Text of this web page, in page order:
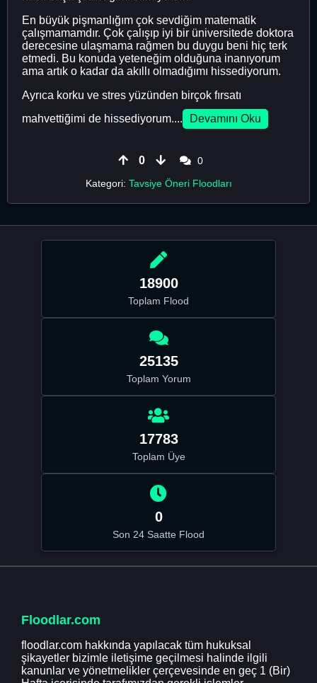
En büyük pişmanlığım çok sevdiğim matematik
çalışmamamdır. Çok çalışıp iyi bir üniversitede doktora
derecesine ulaşmama rağmen bu duygu beni hiç terk
etmedi. Bu konuda yeteneğim olduğuna inanıyorum
ama artık o kadar da akıllı olmadığımı hissediyorum.
Ayrıca korku ve stres yüzünden birçok fırsatı
mahvettiğimi de hissediyorum....
Devamını Oku
0
0
Kategori: Tavsiye Öneri Floodları
18900
Toplam Flood
25135
Toplam Yorum
17783
Toplam Üye
0
Son 24 Saatte Flood
Floodlar.com
floodlar.com hakkında yapılacak tüm hukuksal
şikayetler bizimle iletişime geçilmesi halinde ilgili
kanunlar ve yönetmelikler çerçevesinde en geç 1 (Bir)